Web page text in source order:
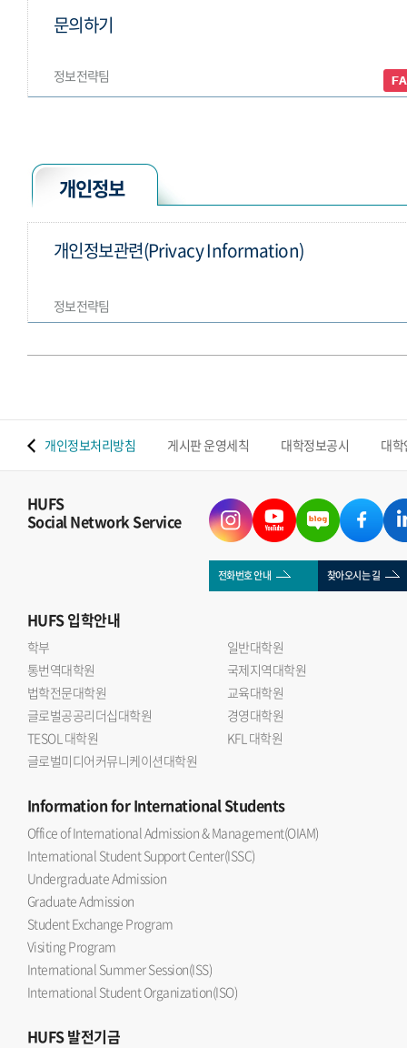
정보전략팀
문의하기
개인정보
정보전략팀
개인정보관련(Privacy Information)
개인정보처리방침 게시판 운영세칙 대학정보공시 대
HUFS
Social Network Service
전화번호 안내 찾아오시는 길
HUFS입학안내
학부
일반대학원
통번역대학원
국제지역대학원
법학전문대학원
교육대학원
글로벌공공리더십대학원
경영대학원
TESOL 대학원
KFL 대학원
글로벌미디어커뮤니케이션대학원
Informationfor International Students
Office of International Admission & Management(OIAM)
International Student Support Center(ISSC)
Undergraduate Admission
Graduate Admission
Student Exchange Program
Visiting Program
International Summer Session(ISS)
International Student Organization(ISO)
HUFS발전기금